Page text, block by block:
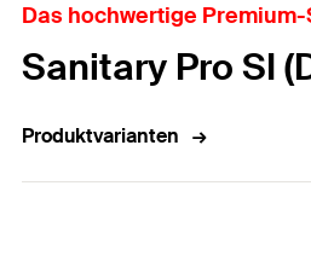
Das hochwertige
Sanitary Pro SI
Produktvarianten